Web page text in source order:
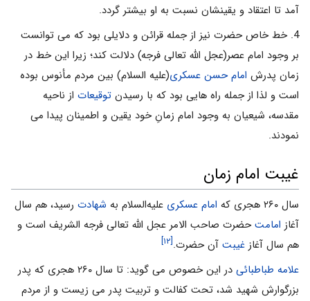
آمد تا اعتقاد و يقينشان نسبت به او بيشتر گردد.
4. خط خاص حضرت نيز از جمله قرائن و دلايلى بود كه مى توانست
بر وجود امام عصر(عجل الله تعالی فرجه) دلالت كند؛ زيرا اين خط در
زمان پدرش امام حسن عسكرى(عليه السلام) بين مردم مأنوس بوده
است و لذا از جمله راه هايى بود كه با رسيدن توقيعات از ناحيه
مقدسه، شيعيان به وجود امام زمانِ خود يقين و اطمينان پيدا مى
نمودند.
غیبت امام زمان
سال ۲۶۰ هجری که امام عسکری علیه‌السلام به شهادت رسید، هم سال
آغاز امامتحضرت صاحب الامر عجل الله تعالی فرجه الشریف است و
هم سال آغاز غیبت آن حضرت.[۱۲]
علامه طباطبائی
در این خصوص می گوید: تا سال ۲۶۰ هجرى که پدر
بزرگوارش شهید شد، تحت کفالت و تربیت پدر مى‏ زیست و از مردم